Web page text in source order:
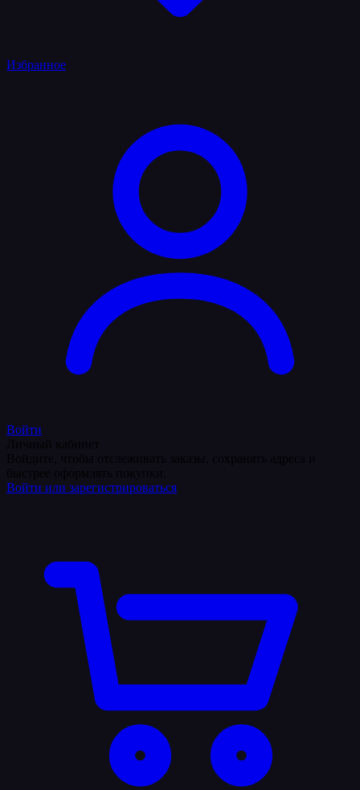
Избранное
Войти
Войти или зарегистрироваться